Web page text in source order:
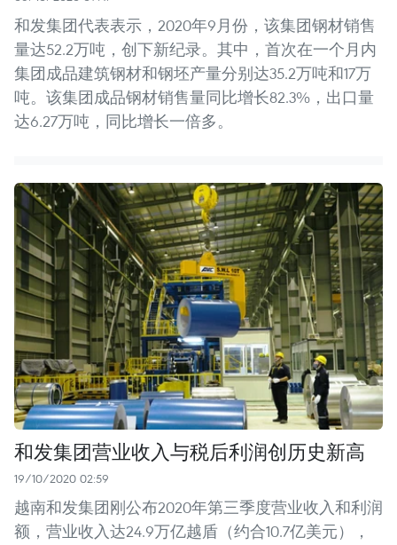
和发集团代表表示，2020年9月份，该集团钢材销售
量达52.2万吨，创下新纪录。其中，首次在一个月内
集团成品建筑钢材和钢坯产量分别达35.2万吨和17万
吨。该集团成品钢材销售量同比增长82.3%，出口量
达6.27万吨，同比增长一倍多。
和发集团营业收入与税后利润创历史新高
19/10/2020 02:59
越南和发集团刚公布2020年第三季度营业收入和利润
额，营业收入达24.9万亿越盾（约合10.7亿美元），